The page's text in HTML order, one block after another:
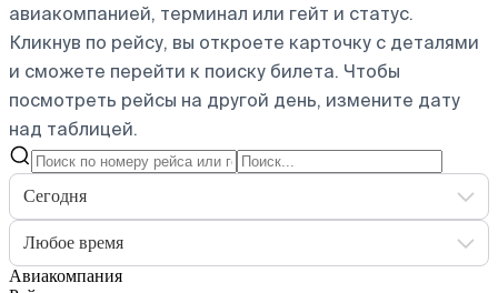
авиакомпанией, терминал или гейт и статус.
Кликнув по рейсу, вы откроете карточку с деталями
и сможете перейти к поиску билета. Чтобы
посмотреть рейсы на другой день, измените дату
над таблицей.
Сегодня
Любое время
Авиакомпания